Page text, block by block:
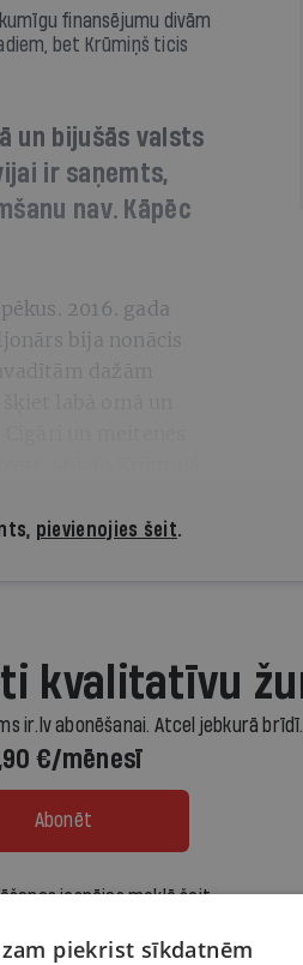
finansējumu divām
bet Krūmiņš ticis
un bijušās valsts
ir saņemts,
nav. Kāpēc
2016. gada
bija nonācis
dažām
pievienojies šeit.
kvalitatīvu
ir.lv abonēšanai. Atcel jebkurā brīdī.
€/mēnesī
Abonēt
iespējas meklē šeit
piekrist sīkdatnēm